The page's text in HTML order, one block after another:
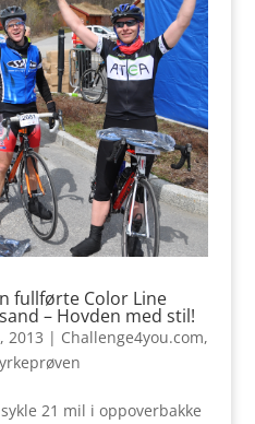
fullførte Color Line
– Hovden med stil!
2013 | Challenge4you.com,
21 mil i oppoverbakke